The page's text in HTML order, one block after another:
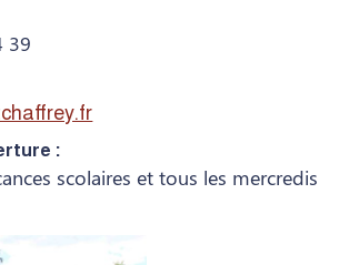
39
:
scolaires et tous les mercredis